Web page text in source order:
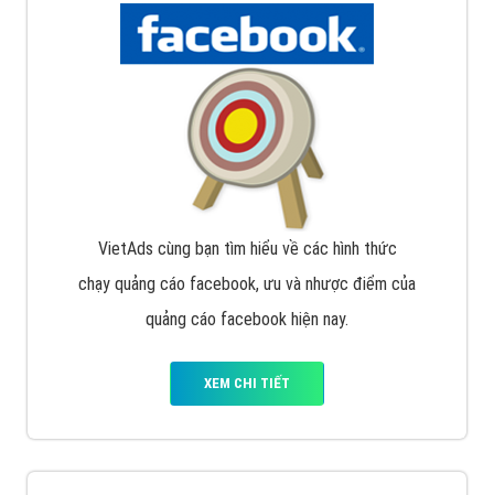
VietAds cùng bạn tìm hiểu về các hình thức
chạy quảng cáo facebook, ưu và nhược điểm của
quảng cáo facebook hiện nay.
XEM CHI TIẾT